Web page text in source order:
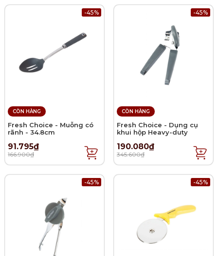
-45%
CÒN HÀNG
Fresh Choice - Muỗng có
rãnh - 34.8cm
91.795₫
166.900₫
-45%
CÒN HÀNG
Fresh Choice - Dụng cụ
khui hộp Heavy-duty
190.080₫
345.600₫
-45% -45%